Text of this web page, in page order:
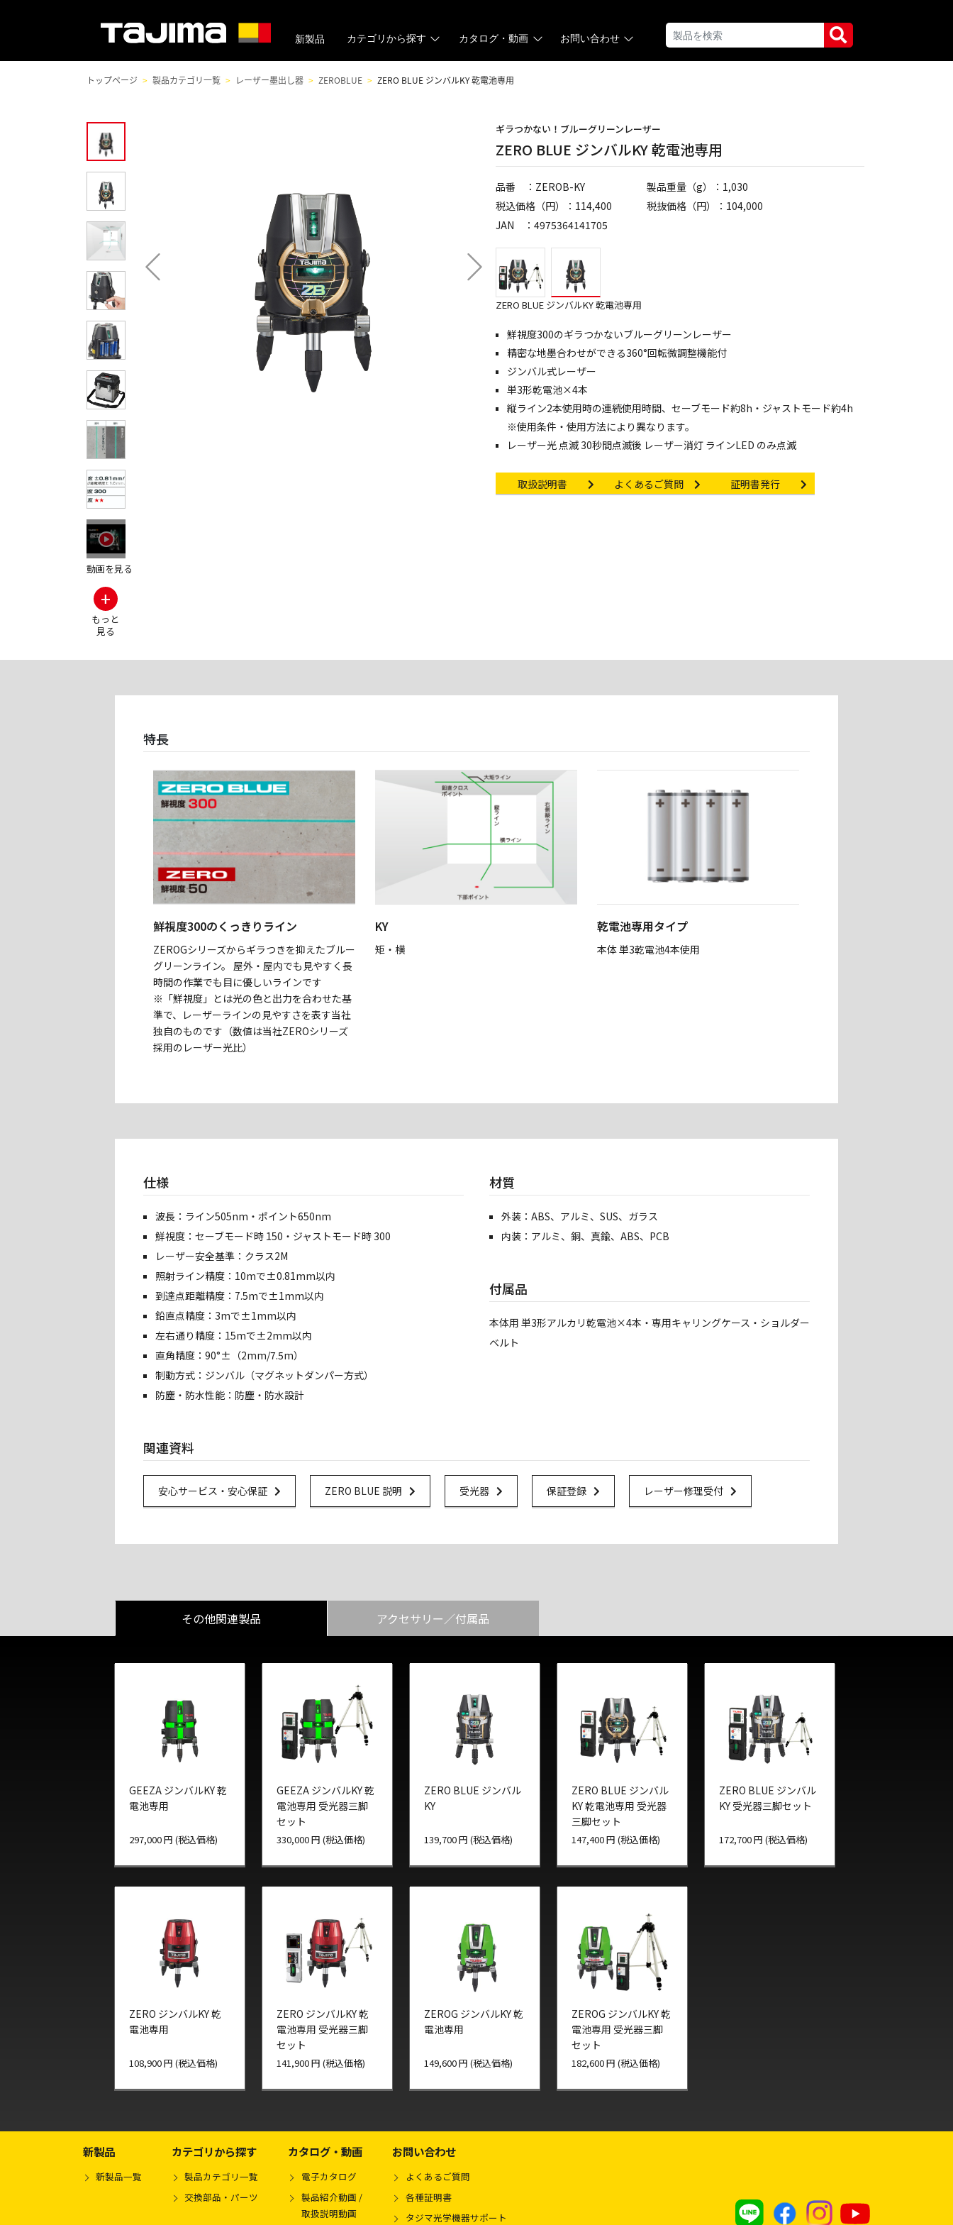
新製品 カテゴリから探す カタログ・動画 お問い合わせ
トップページ 製品カテゴリ一覧 レーザー墨出し器 ZEROBLUE ZERO BLUE ジンバルKY 乾電池専用
動画を見る
+
もっと
見る
その他の製品画像・動画を見る
ギラつかない！ブルーグリーンレーザー
ZERO BLUE ジンバルKY 乾電池専用
品番 ：ZEROB-KY
製品重量（g）：1,030
税込価格（円）：114,400
税抜価格（円）：104,000
JAN ：4975364141705
ZERO BLUE ジンバルKY 乾電池専用
鮮視度300のギラつかないブルーグリーンレーザー
精密な地墨合わせができる360°回転微調整機能付
ジンバル式レーザー
単3形乾電池×4本
縦ライン2本使用時の連続使用時間、セーブモード約8h・ジャストモード約4h
※使用条件・使用方法により異なります。
レーザー光 点滅 30秒間点滅後 レーザー消灯 ラインLED のみ点滅
Instruction manual
取扱説明書 Other link
よくあるご質問 Certificate Issuance
証明書発行
特長
鮮視度300のくっきりライン
ZEROGシリーズからギラつきを抑えたブルー
グリーンライン。 屋外・屋内でも見やすく長
時間の作業でも目に優しいラインです
※「鮮視度」とは光の色と出力を合わせた基
準で、レーザーラインの見やすさを表す当社
独自のものです（数値は当社ZEROシリーズ
採用のレーザー光比）
KY
矩・横
乾電池専用タイプ
本体 単3乾電池4本使用
仕様
波長：ライン505nm・ポイント650nm
鮮視度：セーブモード時 150・ジャストモード時 300
レーザー安全基準：クラス2M
照射ライン精度：10mで±0.81mm以内
到達点距離精度：7.5mで±1mm以内
鉛直点精度：3mで±1mm以内
左右通り精度：15mで±2mm以内
直角精度：90°±（2mm/7.5m）
制動方式：ジンバル（マグネットダンパー方式）
防塵・防水性能：防塵・防水設計
材質
外装：ABS、アルミ、SUS、ガラス
内装：アルミ、銅、真鍮、ABS、PCB
付属品
本体用 単3形アルカリ乾電池×4本・専用キャリングケース・ショルダー
ベルト
関連資料
安心サービス・安心保証 Url Link ZERO BLUE 説明 Url Link 受光器 Url Link 保証登録 Url Link レーザー修理受付 Url Link
その他関連製品 アクセサリー／付属品
GEEZA ジンバルKY 乾
電池専用
297,000 円 (税込価格)
GEEZA ジンバルKY 乾
電池専用 受光器三脚
セット
330,000 円 (税込価格)
ZERO BLUE ジンバル
KY
139,700 円 (税込価格)
ZERO BLUE ジンバル
KY 乾電池専用 受光器
三脚セット
147,400 円 (税込価格)
ZERO BLUE ジンバル
KY 受光器三脚セット
172,700 円 (税込価格)
ZERO ジンバルKY 乾
電池専用
108,900 円 (税込価格)
ZERO ジンバルKY 乾
電池専用 受光器三脚
セット
141,900 円 (税込価格)
ZEROG ジンバルKY 乾
電池専用
149,600 円 (税込価格)
ZEROG ジンバルKY 乾
電池専用 受光器三脚
セット
182,600 円 (税込価格)
新製品
新製品一覧
カテゴリから探す
製品カテゴリ一覧
交換部品・パーツ
カタログ・動画
電子カタログ
製品紹介動画 /
取扱説明動画
お問い合わせ
よくあるご質問
各種証明書
タジマ光学機器サポート